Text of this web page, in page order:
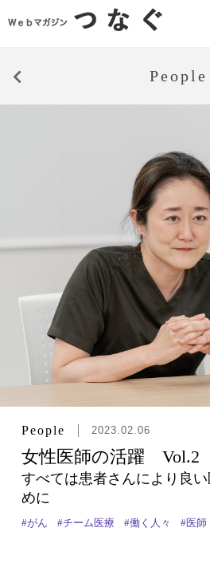
People
People 2023.02.06
女性医師の活躍 Vol.2
すべては患者さんにより良
めに
#がん #チーム医療 #働く人々 #医師